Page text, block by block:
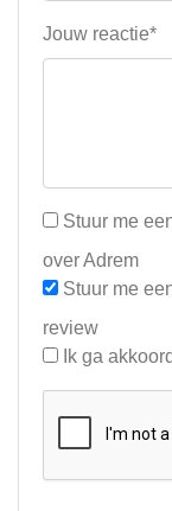
Jouw reactie*
Stuur me
over Adrem
Stuur me
review
Ik ga